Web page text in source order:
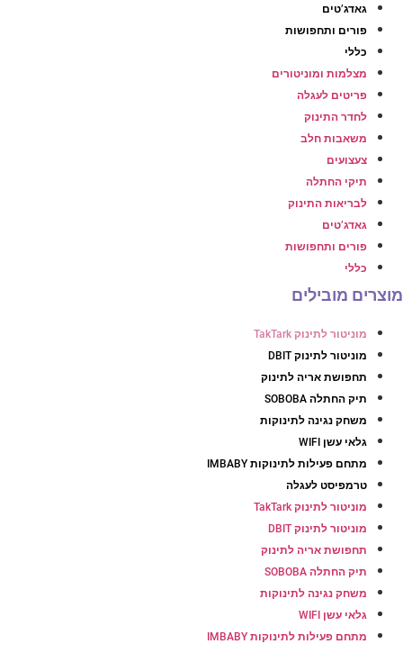
גאדג’טים
פורים ותחפושות
כללי
מצלמות ומוניטורים
פריטים לעגלה
לחדר התינוק
משאבות חלב
צעצועים
תיקי החתלה
לבריאות התינוק
גאדג’טים
פורים ותחפושות
כללי
מוצרים מובילים
מוניטור לתינוק TakTark
מוניטור לתינוק DBIT
תחפושת אריה לתינוק
תיק החתלה SOBOBA
משחק נגינה לתינוקות
גלאי עשן WIFI
מתחם פעילות לתינוקות IMBABY
טרמפיסט לעגלה
מוניטור לתינוק TakTark
מוניטור לתינוק DBIT
תחפושת אריה לתינוק
תיק החתלה SOBOBA
משחק נגינה לתינוקות
גלאי עשן WIFI
מתחם פעילות לתינוקות IMBABY